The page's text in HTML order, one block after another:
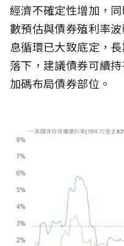
經濟不確定性增加，
數預估與債券殖利率
息循環已大致底定，
落下，建議債券可續
加碼布局債券部位。